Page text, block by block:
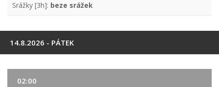
Srážky [3h]: beze srážek
14.8.2026 - PÁTEK
02:00